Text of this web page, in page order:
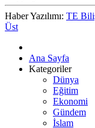
Haber Yazılımı: TE
Üst
Ana Sayfa
Kategoriler
Dünya
Eğitim
Ekonomi
Gündem
İslam